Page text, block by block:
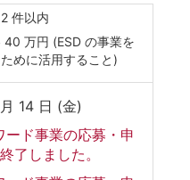
2 件以内
40 万円 (ESD の事業を
めに活用すること)
14 日 (金)
ード事業の応募・申
了しました。